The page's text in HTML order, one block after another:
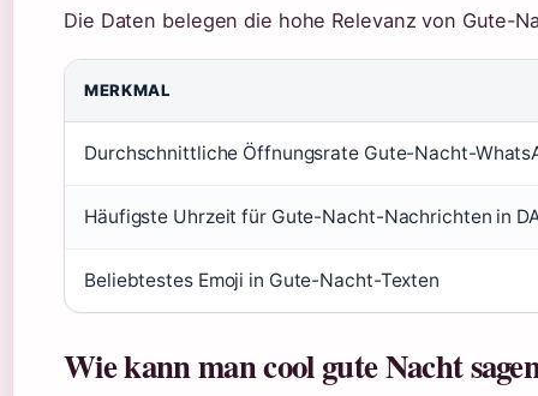
Die Daten belegen die hohe Relevanz von Gute-
MERKMAL
Durchschnittliche Öffnungsrate Gute-Nacht-
Häufigste Uhrzeit für Gute-Nacht-Nachrichten in
Beliebtestes Emoji in Gute-Nacht-Texten
Wie kann man cool gute Nacht